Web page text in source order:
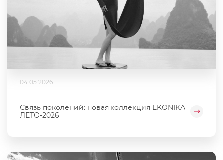
04.05.2026
Связь поколений: новая коллекция EKONIKA
ЛЕТО-2026